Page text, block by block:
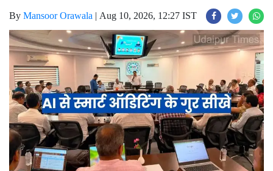
By Mansoor Orawala | Aug 10, 2026, 12:27 IST